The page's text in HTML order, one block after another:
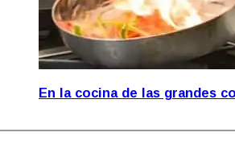
En la cocina de las grandes